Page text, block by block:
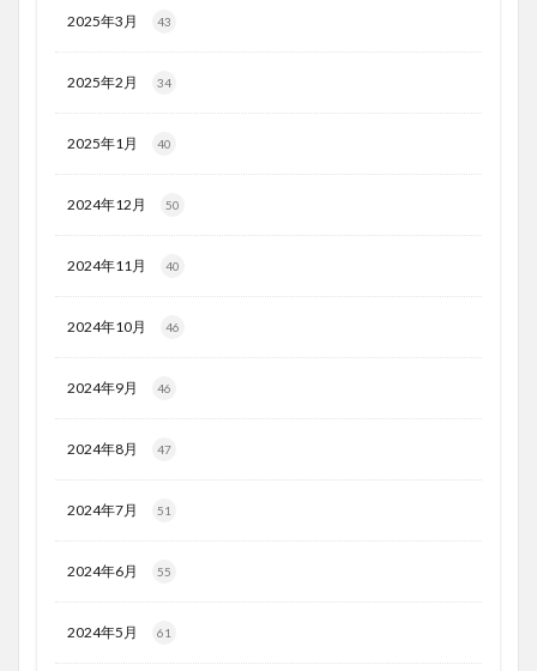
2025年3月 43
2025年2月 34
2025年1月 40
2024年12月 50
2024年11月 40
2024年10月 46
2024年9月 46
2024年8月 47
2024年7月 51
2024年6月 55
2024年5月 61